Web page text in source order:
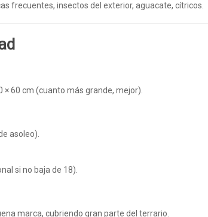
frecuentes, insectos del exterior, aguacate, cítricos.
× 60 cm (cuanto más grande, mejor).
asoleo).
si no baja de 18).
marca, cubriendo gran parte del terrario.